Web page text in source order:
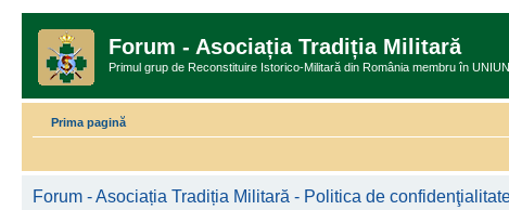
Forum - Asociația Tradiția Militară
Primul grup de Reconstituire Istorico-Militară din România membru în
Prima pagină
Forum - Asociația Tradiția Militară - Politica de